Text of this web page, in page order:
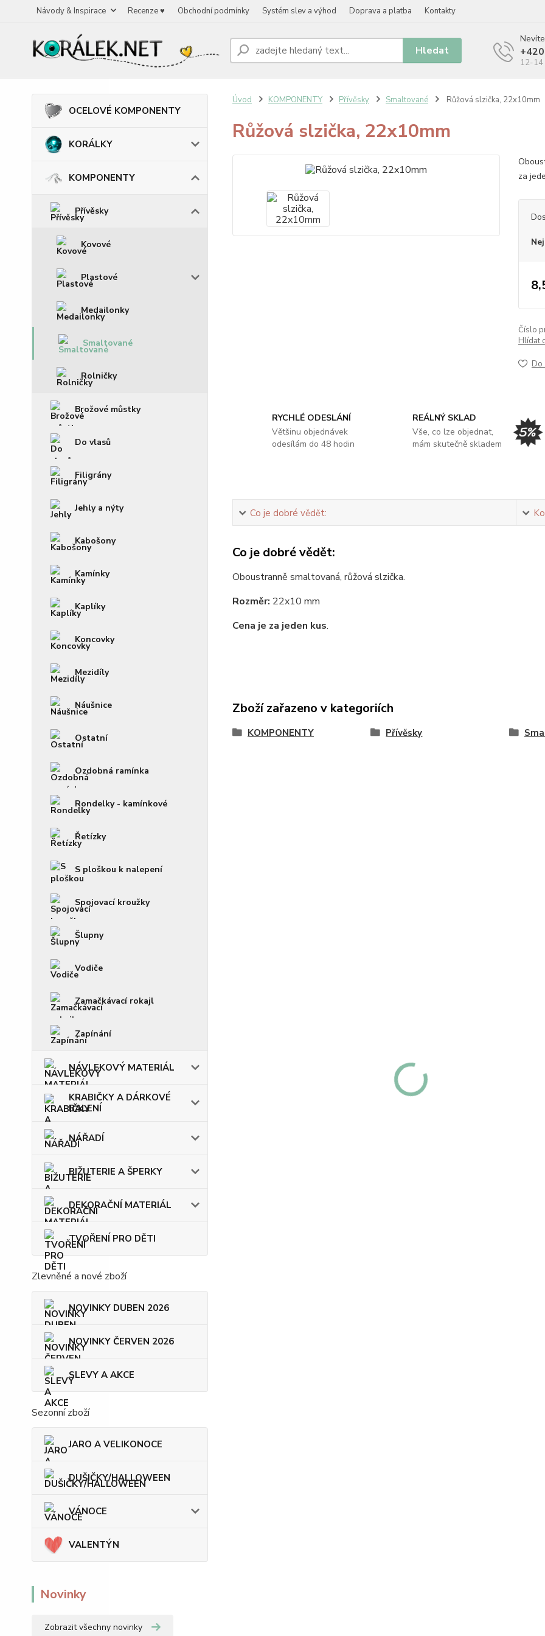
Návody & Inspirace Recenze ♥ Obchodní podmínky Systém slev a výhod Doprava a platba Kontakty
Hledat
12-14
OCELOVÉ KOMPONENTY
KORÁLKY
KOMPONENTY
Přívěsky
Kovové
Plastové
Medailonky
Smaltované
Rolničky
Brožové můstky
Do vlasů
Filigrány
Jehly a nýty
Kabošony
Kamínky
Kaplíky
Koncovky
Mezidíly
Náušnice
Ostatní
Ozdobná ramínka
Rondelky - kamínkové
Řetízky
S ploškou k nalepení
Spojovací kroužky
Šlupny
Vodiče
Zamačkávací rokajl
Zapínání
NÁVLEKOVÝ MATERIÁL
KRABIČKY A DÁRKOVÉ
BALENÍ
NÁŘADÍ
BIŽUTERIE A ŠPERKY
DEKORAČNÍ MATERIÁL
TVOŘENÍ PRO DĚTI
Zlevněné a nové zboží
NOVINKY DUBEN 2026
NOVINKY ČERVEN 2026
SLEVY A AKCE
Sezonní zboží
JARO A VELIKONOCE
DUŠIČKY/HALLOWEEN
VÁNOCE
VALENTÝN
Novinky
Zobrazit všechny novinky
Úvod KOMPONENTY Přívěsky Smaltované Růžová slzička, 22x10mm
Růžová slzička, 22x10mm
za
Číslo
Hlídat
Do
RYCHLÉ ODESLÁNÍ
Většinu objednávek
odesílám do 48 hodin
REÁLNÝ SKLAD
Vše, co lze objednat,
mám skutečně skladem
Co je dobré vědět:
Co je dobré vědět:
Oboustranně smaltovaná, růžová slzička.
Rozměr: 22x10 mm
Cena je za jeden kus.
Zboží zařazeno v kategoriích
KOMPONENTY Přívěsky